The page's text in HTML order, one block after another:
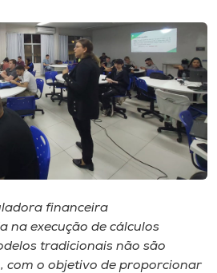
financeira
na execução de cálculos
tradicionais não são
com o objetivo de proporcionar